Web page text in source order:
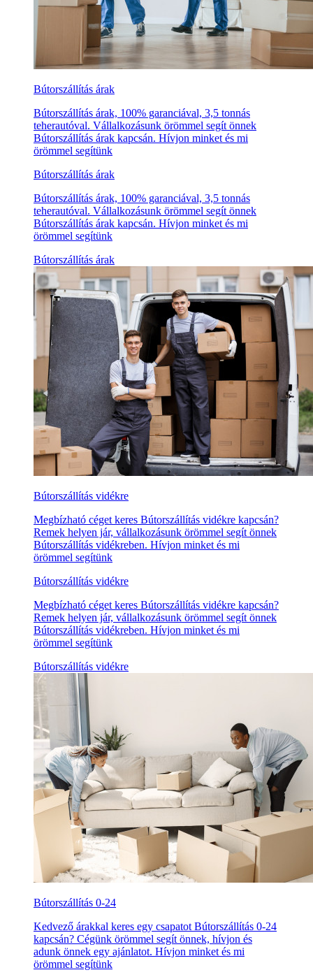
Bútorszállítás árak
Bútorszállítás árak, 100% garanciával, 3,5 tonnás
teherautóval. Vállalkozásunk örömmel segít önnek
Bútorszállítás árak kapcsán. Hívjon minket és mi
örömmel segítünk
Bútorszállítás árak
Bútorszállítás árak, 100% garanciával, 3,5 tonnás
teherautóval. Vállalkozásunk örömmel segít önnek
Bútorszállítás árak kapcsán. Hívjon minket és mi
örömmel segítünk
Bútorszállítás árak
Bútorszállítás vidékre
Megbízható céget keres Bútorszállítás vidékre kapcsán?
Remek helyen jár, vállalkozásunk örömmel segít önnek
Bútorszállítás vidékreben. Hívjon minket és mi
örömmel segítünk
Bútorszállítás vidékre
Megbízható céget keres Bútorszállítás vidékre kapcsán?
Remek helyen jár, vállalkozásunk örömmel segít önnek
Bútorszállítás vidékreben. Hívjon minket és mi
örömmel segítünk
Bútorszállítás vidékre
Bútorszállítás 0-24
Kedvező árakkal keres egy csapatot Bútorszállítás 0-24
kapcsán? Cégünk örömmel segít önnek, hívjon és
adunk önnek egy ajánlatot. Hívjon minket és mi
örömmel segítünk